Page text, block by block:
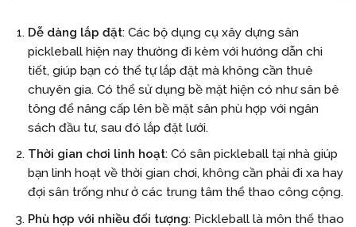
Dễ dàng lắp đặt: Các bộ dụng cụ xây dựng sân
pickleball hiện nay thường đi kèm với hướng dẫn chi
tiết, giúp bạn có thể tự lắp đặt mà không cần thuê
chuyên gia. Có thể sử dụng bề mặt hiện có như sân bê
tông để nâng cấp lên bề mặt sân phù hợp với ngân
sách đầu tư, sau đó lắp đặt lưới.
Thời gian chơi linh hoạt: Có sân pickleball tại nhà giúp
bạn linh hoạt về thời gian chơi, không cần phải đi xa hay
đợi sân trống như ở các trung tâm thể thao công cộng.
Phù hợp với nhiều đối tượng: Pickleball là môn thể thao